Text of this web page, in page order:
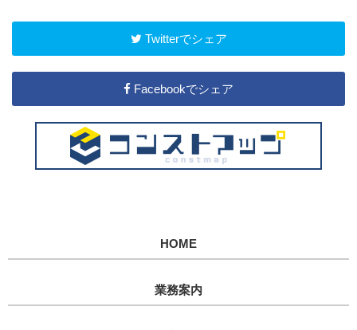
Twitterでシェア
Facebookでシェア
HOME
業務案内